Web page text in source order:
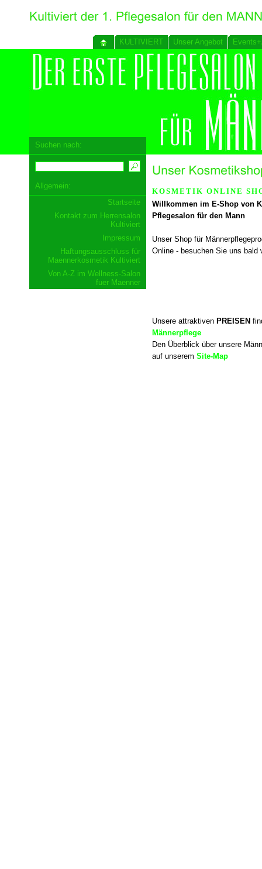
KULTIVIERT Unser Angebot
Suchen nach:
Allgemein:
Startseite
Kontakt zum Herrensalon
Kultiviert
Impressum
Haftungsausschluss für
Maennerkosmetik Kultiviert
Von A-Z im Wellness-Salon
fuer Maenner
KOSMETIK ONLINE
Willkommen im E-Shop von
Pflegesalon für den Mann
Unser Shop für
Online - besuchen Sie uns bald
Unsere attraktiven PREISEN
Männerpflege
Den Überblick über unsere
auf unserem Site-Map